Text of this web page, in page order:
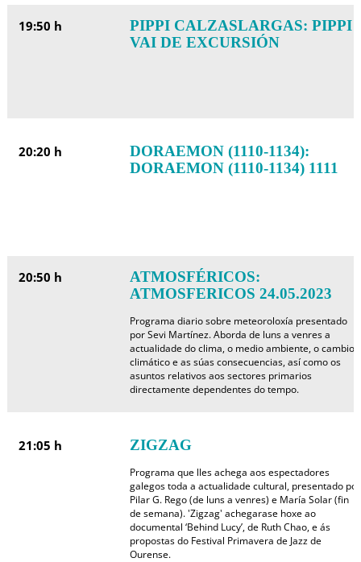
19:50 h
PIPPI CALZASLARGAS: PIPPI
VAI DE EXCURSIÓN
20:20 h
DORAEMON (1110-1134):
DORAEMON (1110-1134) 1111
20:50 h
ATMOSFÉRICOS:
ATMOSFERICOS 24.05.2023
Programa diario sobre meteoroloxía presentado
por Sevi Martínez. Aborda de luns a venres a
actualidade do clima, o medio ambiente, o cambio
climático e as súas consecuencias, así como os
asuntos relativos aos sectores primarios
directamente dependentes do tempo.
21:05 h ZIGZAG
Programa que lles achega aos espectadores
galegos toda a actualidade cultural, presentado por
Pilar G. Rego (de luns a venres) e María Solar (fin
de semana). 'Zigzag' achegarase hoxe ao
documental ‘Behind Lucy’, de Ruth Chao, e ás
propostas do Festival Primavera de Jazz de
Ourense.